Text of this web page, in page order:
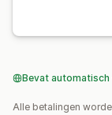
Bevat
Alle betalingen